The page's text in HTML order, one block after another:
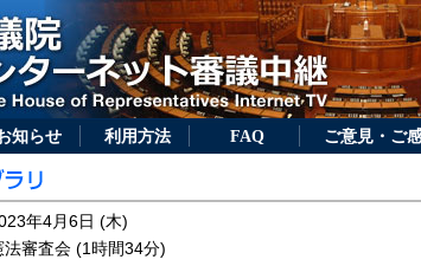
知らせ 利用方法 FAQ ご意見・ご
年4月6日 (木)
法審査会 (1時間34分)